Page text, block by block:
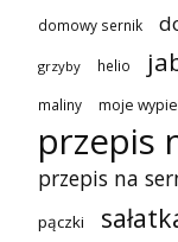
domowy sernik
grzyby helio
maliny moje
przepis
przepis na
pączki